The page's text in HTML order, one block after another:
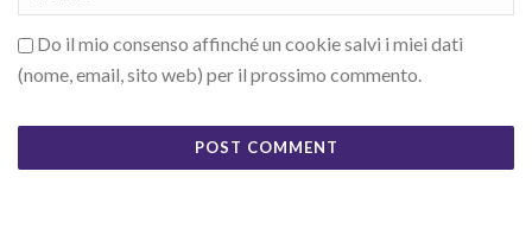
Do il mio consenso affinché un cookie salvi i miei dati
(nome, email, sito web) per il prossimo commento.